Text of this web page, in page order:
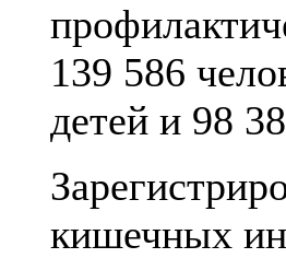
139 586
детей и 98
кишечных